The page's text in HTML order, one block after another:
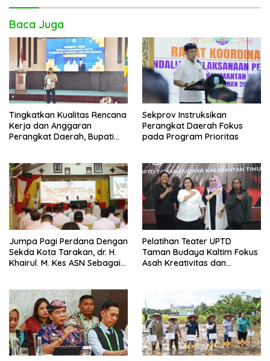
Baca Juga
Tingkatkan Kualitas Rencana
Kerja dan Anggaran
Perangkat Daerah, Bupati
Sekprov Instruksikan
Perangkat Daerah Fokus
pada Program Prioritas
Jumpa Pagi Perdana Dengan
Sekda Kota Tarakan, dr. H.
Khairul. M. Kes ASN Sebagai
Pelatihan Teater UPTD
Taman Budaya Kaltim Fokus
Asah Kreativitas dan